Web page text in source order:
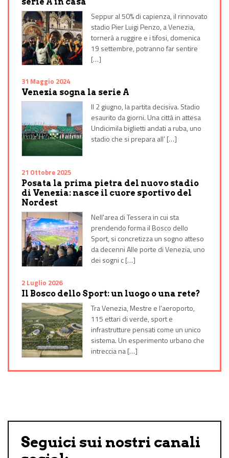
Seppur al 50% di capienza, il rinnovato
stadio Pier Luigi Penzo, a Venezia,
tornerà a ruggire e i tifosi, domenica
19 settembre, potranno far sentire
[…]
31 Maggio 2024
Venezia sogna la serie A
Il 2 giugno, la partita decisiva. Stadio
esaurito da giorni. Una città in attesa
Undicimila biglietti andati a ruba, uno
stadio che si prepara all’ […]
21 Ottobre 2025
Posata la prima pietra del nuovo stadio
di Venezia: nasce il cuore sportivo del
Nordest
Nell'area di Tessera in cui sta
prendendo forma il Bosco dello
Sport, si concretizza un sogno atteso
da decenni Alle porte di Venezia, uno
dei sogni c […]
2 Luglio 2026
Il Bosco dello Sport: un luogo o una rete?
Tra Venezia, Mestre e l’aeroporto,
115 ettari di verde, sport e
infrastrutture pensati come un unico
sistema. Un esperimento urbano che
intreccia na […]
Seguici sui nostri canali